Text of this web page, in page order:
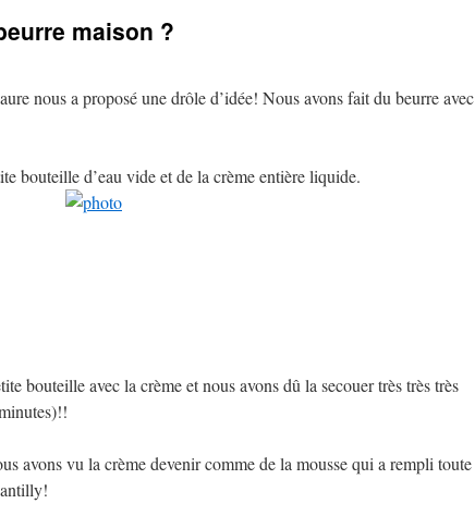
maison ?
nous a proposé une drôle d’idée! Nous avons fait du beurre avec
bouteille d’eau vide et de la crème entière liquide.
bouteille avec la crème et nous avons dû la secouer très très très
avons vu la crème devenir comme de la mousse qui a rempli toute